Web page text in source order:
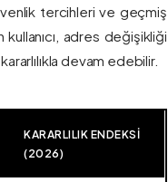
tercihleri ve geçmiş
adres değişikliği
devam edebilir.
KARARLILIK ENDEKSI
(2026)